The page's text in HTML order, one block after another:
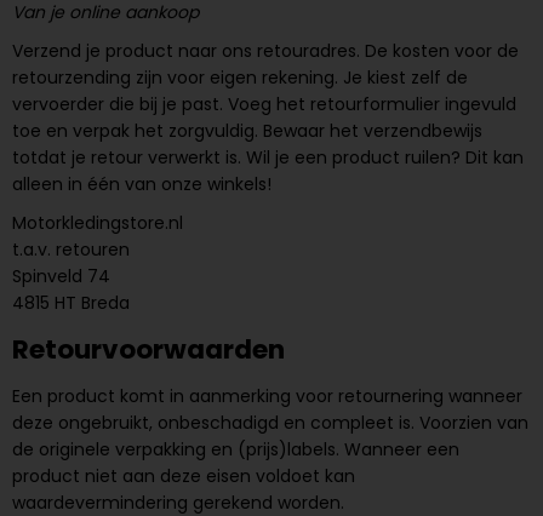
Van je online aankoop
Verzend je product naar ons retouradres. De kosten voor de
retourzending zijn voor eigen rekening. Je kiest zelf de
vervoerder die bij je past. Voeg het retourformulier ingevuld
toe en verpak het zorgvuldig. Bewaar het verzendbewijs
totdat je retour verwerkt is. Wil je een product ruilen? Dit kan
alleen in één van onze winkels!
Motorkledingstore.nl
t.a.v. retouren
Spinveld 74
4815 HT Breda
Retourvoorwaarden
Een product komt in aanmerking voor retournering wanneer
deze ongebruikt, onbeschadigd en compleet is. Voorzien van
de originele verpakking en (prijs)labels. Wanneer een
product niet aan deze eisen voldoet kan
waardevermindering gerekend worden.